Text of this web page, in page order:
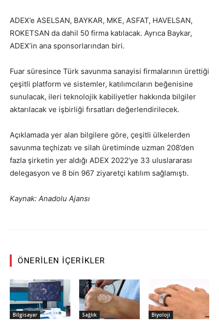
ADEX’e ASELSAN, BAYKAR, MKE, ASFAT, HAVELSAN,
ROKETSAN da dahil 50 firma katılacak. Ayrıca Baykar,
ADEX’in ana sponsorlarından biri.
Fuar süresince Türk savunma sanayisi firmalarının ürettiği
çeşitli platform ve sistemler, katılımcıların beğenisine
sunulacak, ileri teknolojik kabiliyetler hakkında bilgiler
aktarılacak ve işbirliği fırsatları değerlendirilecek.
Açıklamada yer alan bilgilere göre, çeşitli ülkelerden
savunma teçhizatı ve silah üretiminde uzman 208’den
fazla şirketin yer aldığı ADEX 2022’ye 33 uluslararası
delegasyon ve 8 bin 967 ziyaretçi katılım sağlamıştı.
Kaynak: Anadolu Ajansı
ÖNERILEN İÇERIKLER
Bilgisayar Sağlık Biyoloji